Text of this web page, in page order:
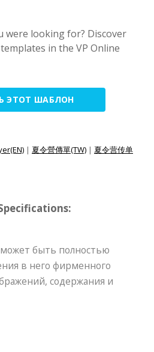
were looking for? Discover
in the VP Online
ЭТОТ ШАБЛОН
| 夏令營傳單(TW) | 夏令营传单
быть полностью
в него фирменного
содержания и